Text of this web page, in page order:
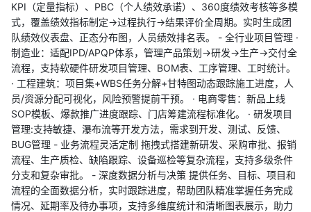
KPI（定量指标）、PBC（个人绩效承诺）、360度绩效考核等多模
式，覆盖绩效指标制定→过程执行→结果评价全周期。实时生成团
队绩效仪表盘、正态分布图，人员绩效排名表。 - 全行业项目管理 ·
制造业：适配IPD/APQP体系，管理产品策划→研发→生产→交付全
流程，支持软硬件研发项目管理、BOM表、工序管理、工时统计。
· 工程建筑：项目集+WBS任务分解+甘特图动态跟踪施工进度，人
员/资源分配可视化，风险预警提前干预。 · 电商零售：新品上线
SOP模板、爆款推广进度跟踪、门店筹建流程标准化。 · 研发项目
管理:支持敏捷、瀑布流等开发方法，需求到开发、测试、反馈、
BUG管理 - 业务流程灵活定制 拖拽式搭建新研发、采购审批、报销
流程、生产质检、缺陷跟踪、设备巡检等复杂流程，支持多级条件
分支和复杂审批。 - 深度数据分析与决策 提供任务、目标、项目和
流程的全面数据分析，实时跟踪进度，帮助团队精准掌握任务完成
情况、延期率及待办事项，支持多维度统计和清晰图表展示，助力